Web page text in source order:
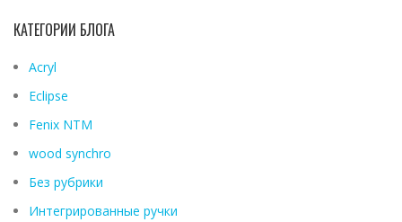
КАТЕГОРИИ БЛОГА
Acryl
Eclipse
Fenix ​​NTM
wood synchro
Без рубрики
Интегрированные ручки